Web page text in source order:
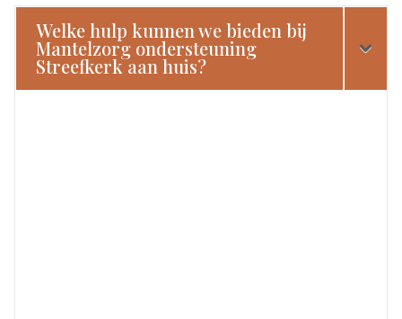
Welke hulp kunnen we bieden bij
Mantelzorg ondersteuning
Streefkerk aan huis?